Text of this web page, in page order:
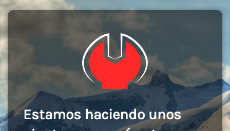
Estamos haciendo unos